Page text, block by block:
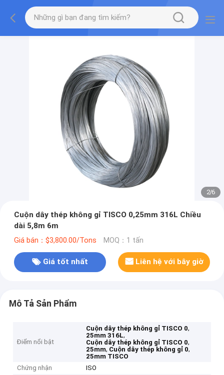
2/6
Cuộn dây thép không gỉ TISCO 0,25mm 316L Chiều
dài 5,8m 6m
Giá bán：$3,800.00/Tons MOQ：1 tấn
Giá tốt nhất Liên hệ với bây giờ
Mô Tả Sản Phẩm
Điểm nổi bật
Cuộn dây thép không gỉ TISCO 0,
25mm 316L,
Cuộn dây thép không gỉ TISCO 0,
25mm, Cuộn dây thép không gỉ 0,
25mm TISCO
Chứng nhận
ISO